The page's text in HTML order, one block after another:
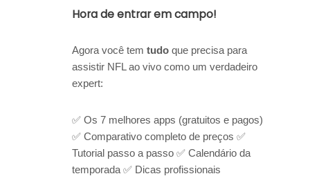
Hora de entrar em campo!
Agora você tem tudo que precisa para
assistir NFL ao vivo como um verdadeiro
expert:
✅ Os 7 melhores apps (gratuitos e pagos)
✅ Comparativo completo de preços ✅
Tutorial passo a passo ✅ Calendário da
temporada ✅ Dicas profissionais